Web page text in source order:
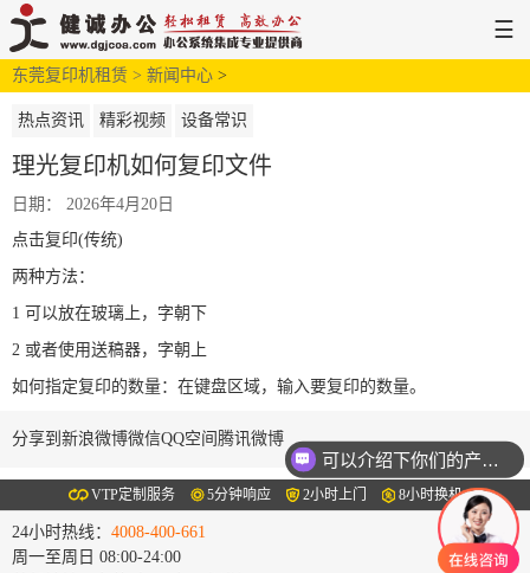
☰
网站首页 解决方案
东莞复印机租赁 > 新闻中心 >
热点资讯 精彩视频 设备常识
理光复印机如何复印文件
日期： 2026年4月20日
点击复印(传统)
两种方法：
1 可以放在玻璃上，字朝下
2 或者使用送稿器，字朝上
如何指定复印的数量：在键盘区域，输入要复印的数量。
分享到 新浪微博微信QQ空间 腾讯微博
VTP定制服务 5分钟响应 2小时上门 8小时换机
24小时热线： 4008-400-661
周一至周日 08:00-24:00